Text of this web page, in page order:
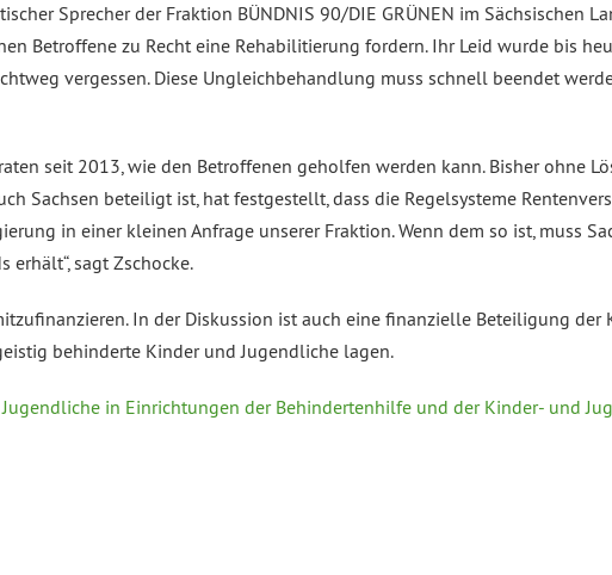
Sprecher der Fraktion BÜNDNIS 90/DIE GRÜNEN im Sächsischen
Betroffene zu Recht eine Rehabilitierung fordern. Ihr Leid wurde bis
vergessen. Diese Ungleichbehandlung muss schnell beendet
seit 2013, wie den Betroffenen geholfen werden kann. Bisher ohne
Sachsen beteiligt ist, hat festgestellt, dass die Regelsysteme
in einer kleinen Anfrage unserer Fraktion. Wenn dem so ist, muss
sagt Zschocke.
In der Diskussion ist auch eine finanzielle Beteiligung der
behinderte Kinder und Jugendliche lagen.
in Einrichtungen der Behindertenhilfe und der Kinder- und